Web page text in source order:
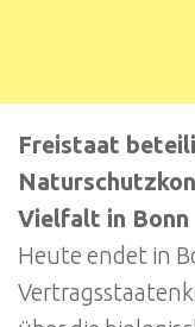
Freistaat
Vielfalt in Bonn
Heute endet in